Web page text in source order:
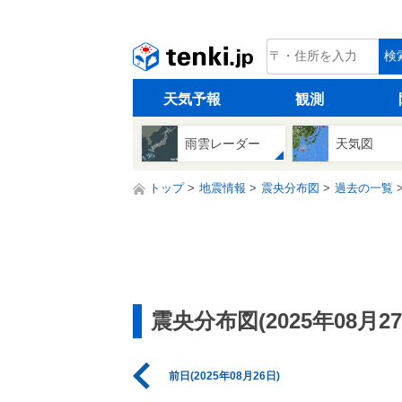
tenki.jp 検
天気予報 観測
雨雲レーダー 天気図
トップ 地震情報 震央分布図 過去の一覧
震央分布図(2025年08月
前日(2025年08月26日)